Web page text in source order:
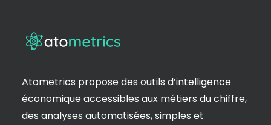
Atometrics propose des outils d’intelligence
économique accessibles aux métiers du chiffre,
des analyses automatisées, simples et